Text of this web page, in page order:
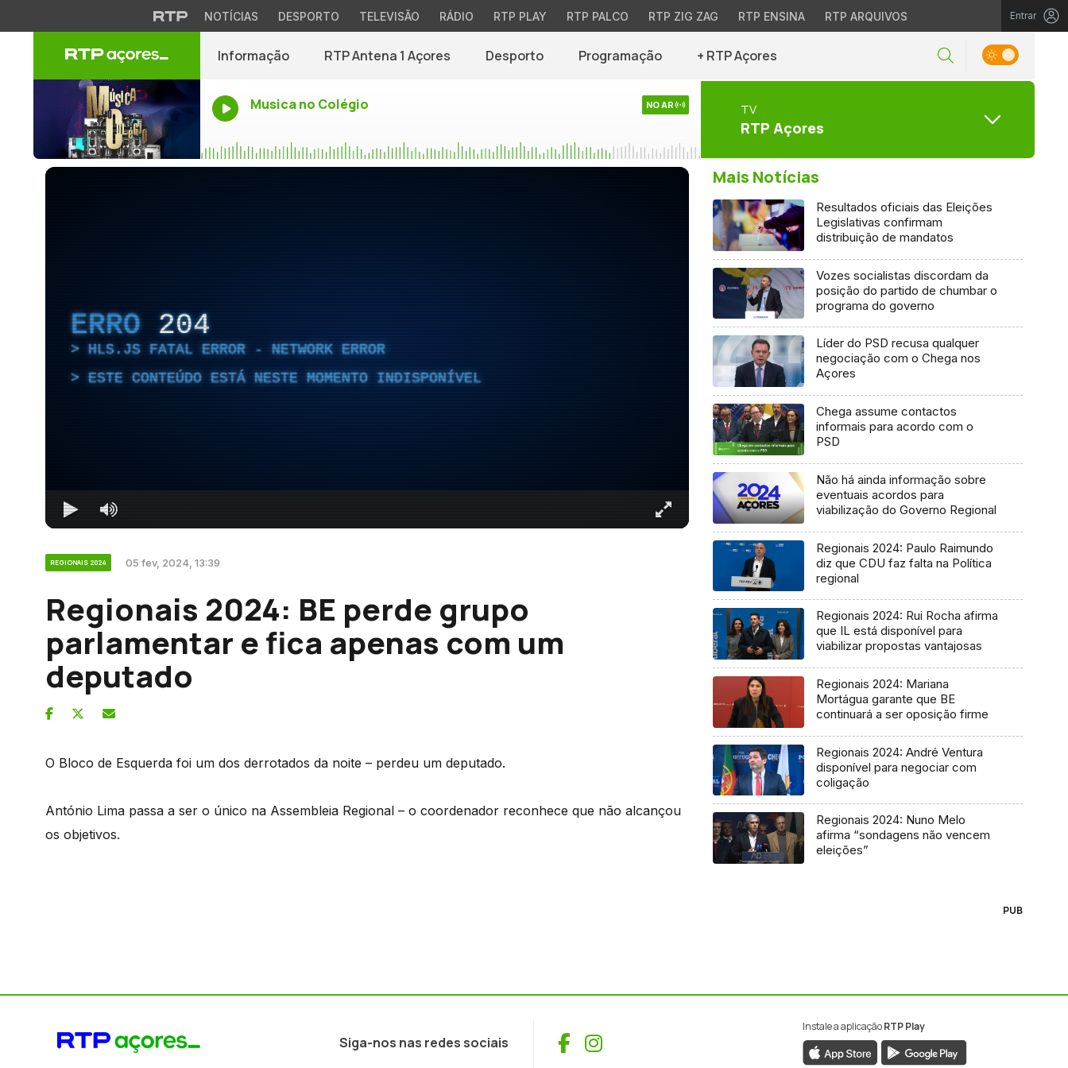
NOTÍCIAS DESPORTO TELEVISÃO RÁDIO RTP PLAY RTP PALCO RTP ZIG ZAG RTP ENSINA RTP ARQUIVOS Entrar
Informação RTP Antena 1 Açores Desporto Programação + RTP Açores
Musica no Colégio NO AR TV
RTP Açores
ERRO 204
HLS.JS FATAL ERROR - NETWORK ERROR
ESTE CONTEÚDO ESTÁ NESTE MOMENTO INDISPONÍVEL
REGIONAIS 2024 05 fev, 2024, 13:39
Regionais 2024: BE perde grupo
parlamentar e fica apenas com um
deputado
O Bloco de Esquerda foi um dos derrotados da noite – perdeu um deputado.
António Lima passa a ser o único na Assembleia Regional – o coordenador reconhece que não alcançou
os objetivos.
Mais Notícias
Resultados oficiais das Eleições
Legislativas confirmam
distribuição de mandatos
Vozes socialistas discordam da
posição do partido de chumbar o
programa do governo
Líder do PSD recusa qualquer
negociação com o Chega nos
Açores
Chega assume contactos
informais para acordo com o
PSD
Não há ainda informação sobre
eventuais acordos para
viabilização do Governo Regional
Regionais 2024: Paulo Raimundo
diz que CDU faz falta na Política
regional
Regionais 2024: Rui Rocha afirma
que IL está disponível para
viabilizar propostas vantajosas
Regionais 2024: Mariana
Mortágua garante que BE
continuará a ser oposição firme
Regionais 2024: André Ventura
disponível para negociar com
coligação
Regionais 2024: Nuno Melo
afirma “sondagens não vencem
eleições”
PUB
Siga-nos nas redes sociais Facebook
Instagram
Instale a aplicaçãoRTP Play